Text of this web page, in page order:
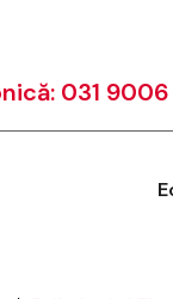
031 9006